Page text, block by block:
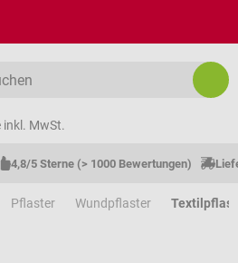
inkl. MwSt.
4,8/5 Sterne (> 1000 Bewertungen)
Pflaster Wundpflaster